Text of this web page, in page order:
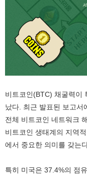
비트코인(BTC) 채굴력이
났다. 최근 발표된 보고서
전체 비트코인 네트워크
비트코인 생태계의 지역
에서 중요한 의미를 갖는
특히 미국은 37.4%의 점